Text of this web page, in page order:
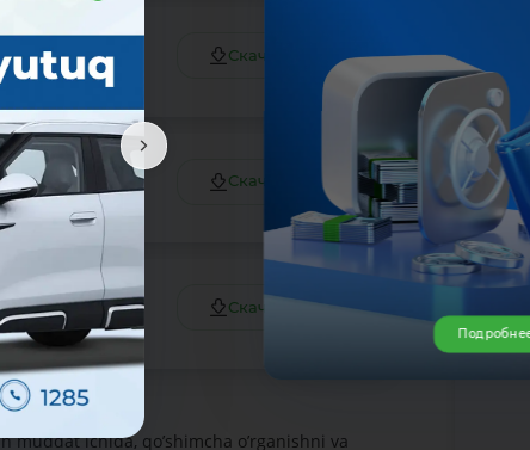
Скачать файл
Скачать файл
Скачать файл
ichida, qo’shimcha o’rganishni va